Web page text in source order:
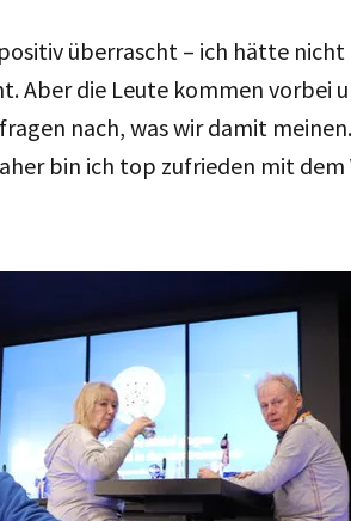
überrascht – ich hätte
Aber die Leute kommen vorbei
nach, was wir damit
bin ich top zufrieden mit